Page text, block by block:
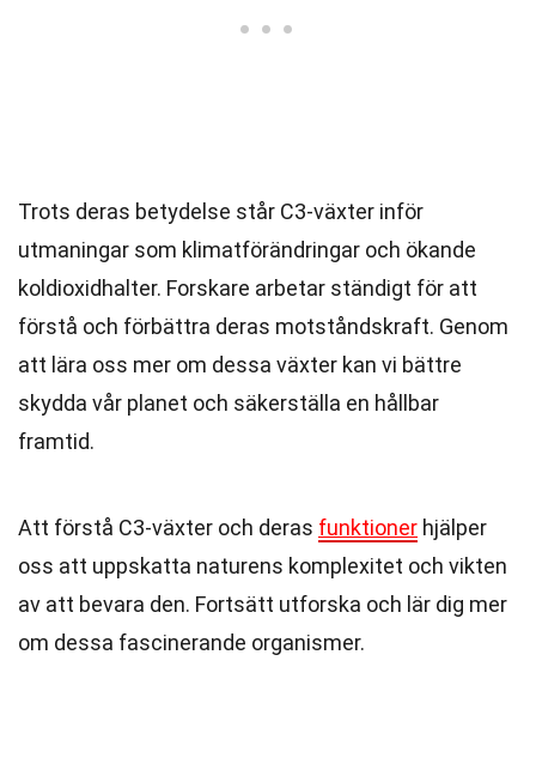
Trots deras betydelse står C3-växter inför
utmaningar som klimatförändringar och ökande
koldioxidhalter. Forskare arbetar ständigt för att
förstå och förbättra deras motståndskraft. Genom
att lära oss mer om dessa växter kan vi bättre
skydda vår planet och säkerställa en hållbar
framtid.
Att förstå C3-växter och deras funktioner hjälper
oss att uppskatta naturens komplexitet och vikten
av att bevara den. Fortsätt utforska och lär dig mer
om dessa fascinerande organismer.